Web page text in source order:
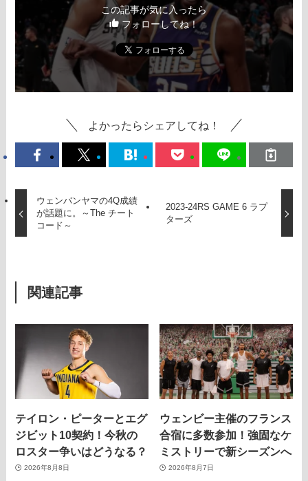
この記事が気に入ったら
フォローしてね！
よかったらシェアしてね！
ウェンバンヤマの4Q成績
が話題に。～The チート
コード～
2023-24RS GAME 6 ラプ
ターズ
関連記事
テイロン・ピーターとエグ
ジビット10契約！今秋の
ロスター争いはどうなる？
2026年8月8日
ウェンビー主催のフランス
合宿に多数参加！強固なケ
ミストリーで新シーズンへ
2026年8月7日